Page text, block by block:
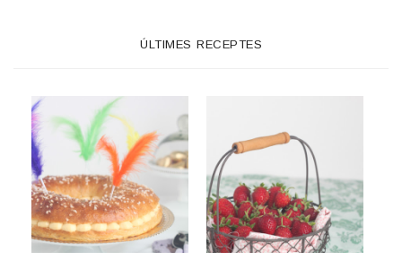
ÚLTIMES RECEPTES